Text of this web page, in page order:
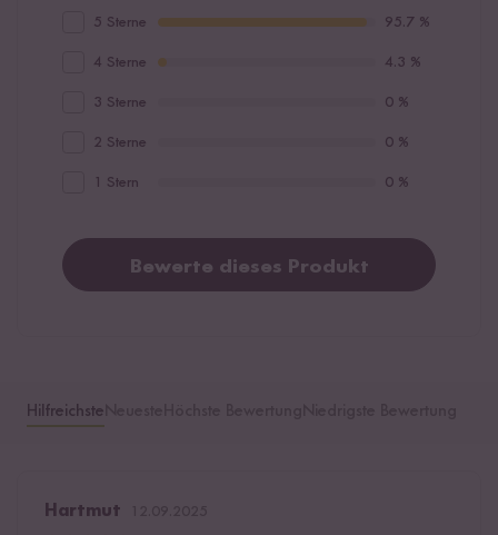
5 Sterne 95.7 %
4 Sterne 4.3 %
3 Sterne 0 %
2 Sterne 0 %
1 Stern 0 %
Bewerte dieses Produkt
Hilfreichste
Hartmut